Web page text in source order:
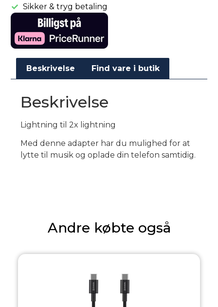
Sikker & tryg betaling
Beskrivelse Find vare i butik
Beskrivelse
Lightning til 2x lightning
Med denne adapter har du mulighed for at
lytte til musik og oplade din telefon samtidig.
Andre købte også